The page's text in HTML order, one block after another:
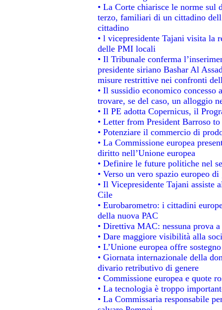
• La Corte chiarisce le norme
terzo, familiari di un cittadino
cittadino
• l vicepresidente Tajani visita la
delle PMI locali
• Il Tribunale conferma
presidente siriano Bashar Al
misure restrittive nei confronti
• Il sussidio economico
trovare, se del caso, un alloggio
• Il PE adotta Copernicus, il
• Letter from President Barroso
• Potenziare il commercio di
• La Commissione europea
diritto nell’Unione europea
• Definire le future politiche nel
• Verso un vero spazio europeo
• Il Vicepresidente Tajani assiste
Cile
• Eurobarometro: i cittadini
della nuova PAC
• Direttiva MAC: nessuna prova
• Dare maggiore visibilità alla
• L’Unione europea offre
• Giornata internazionale della
divario retributivo di genere
• Commissione europea e quote
• La tecnologia è troppo
• La Commissaria responsabile